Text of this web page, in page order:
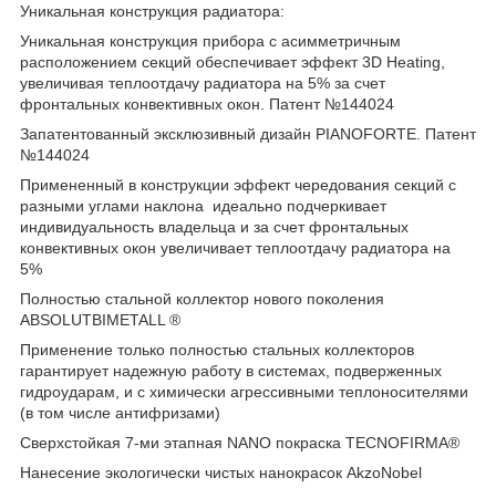
Уникальная конструкция радиатора:
Уникальная конструкция прибора с асимметричным
расположением секций обеспечивает эффект 3D Heating,
увеличивая теплоотдачу радиатора на 5% за счет
фронтальных конвективных окон. Патент №144024
Запатентованный эксклюзивный дизайн PIANOFORTE. Патент
№144024
Примененный в конструкции эффект чередования секций с
разными углами наклона идеально подчеркивает
индивидуальность владельца и за счет фронтальных
конвективных окон увеличивает теплоотдачу радиатора на
5%
Полностью стальной коллектор нового поколения
ABSOLUTBIMETALL ®
Применение только полностью стальных коллекторов
гарантирует надежную работу в системах, подверженных
гидроударам, и с химически агрессивными теплоносителями
(в том числе антифризами)
Сверхстойкая 7-ми этапная NANO покраска TECNOFIRMA®
Нанесение экологически чистых нанокрасок AkzoNobel